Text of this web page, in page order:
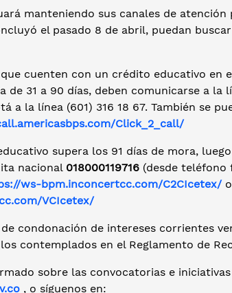
manteniendo sus canales de
el pasado 8 de abril, puedan
cuenten con un crédito educativo en
de 31 a 90 días, deben comunicarse a la
a la línea (601) 316 18 67. También se
Click_2_call/
supera los 91 días de mora,
nacional 018000119716 (desde teléfono
ws-bpm.inconcertcc.com/C2CIcetex/o
VCIcetex/
condonación de intereses corrientes
contemplados en el Reglamento de
sobre las convocatorias e
, o síguenos en: